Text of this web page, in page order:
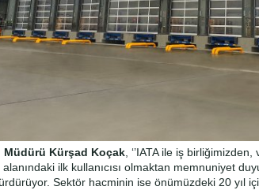
Müdürü Kürşad Koçak, ‘’IATA ile iş
ilk kullanıcısı olmaktan memnuniyet
Sektör hacminin ise önümüzdeki 20 yıl